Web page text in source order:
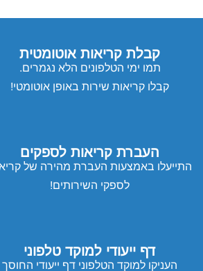
קבלת קריאות אוטומטית
תמו ימי הטלפונים הלא נגמרים.
קבלו קריאות שירות באופן אוטומטי!
העברת קריאות לספקים
התייעלו באמצעות העברת מהירה של
לספקי השירותים!
דף ייעודי למוקד טלפוני
העניקו למוקד הטלפוני דף ייעודי החוסך